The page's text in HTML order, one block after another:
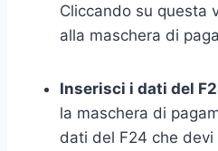
Cliccando su questa
alla maschera di
Inserisci i dati del
la maschera di
dati del F24 che devi